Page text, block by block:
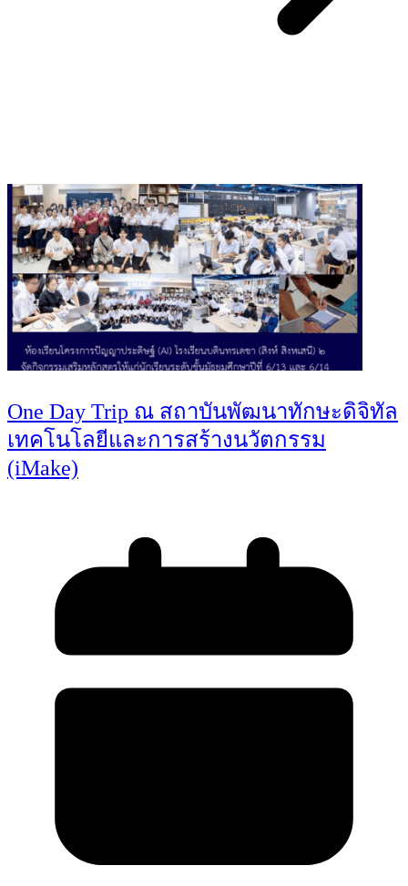
One Day Trip ณ สถาบันพัฒนาทักษะดิจิทัล
เทคโนโลยีและการสร้างนวัตกรรม
(iMake)